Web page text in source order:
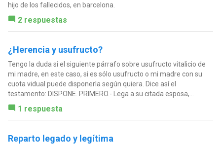
hijo de los fallecidos, en barcelona.
2 respuestas
¿Herencia y usufructo?
Tengo la duda si el siguiente párrafo sobre usufructo vitalicio de
mi madre, en este caso, si es sólo usufructo o mi madre con su
cuota vidual puede disponerla según quiera. Dice así el
testamento: DISPONE. PRIMERO.- Lega a su citada esposa,...
1 respuesta
Reparto legado y legítima